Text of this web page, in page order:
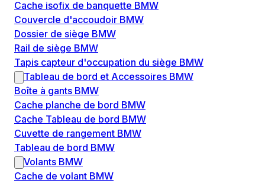
Cache isofix de banquette BMW
Couvercle d'accoudoir BMW
Dossier de siège BMW
Rail de siège BMW
Tapis capteur d'occupation du siège BMW
Tableau de bord et Accessoires BMW
Boîte à gants BMW
Cache planche de bord BMW
Cache Tableau de bord BMW
Cuvette de rangement BMW
Tableau de bord BMW
Volants BMW
Cache de volant BMW